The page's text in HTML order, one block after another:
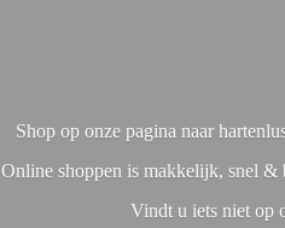
Shop op onze pagina naar
Online shoppen is makkelijk, snel &
Vindt u iets niet op